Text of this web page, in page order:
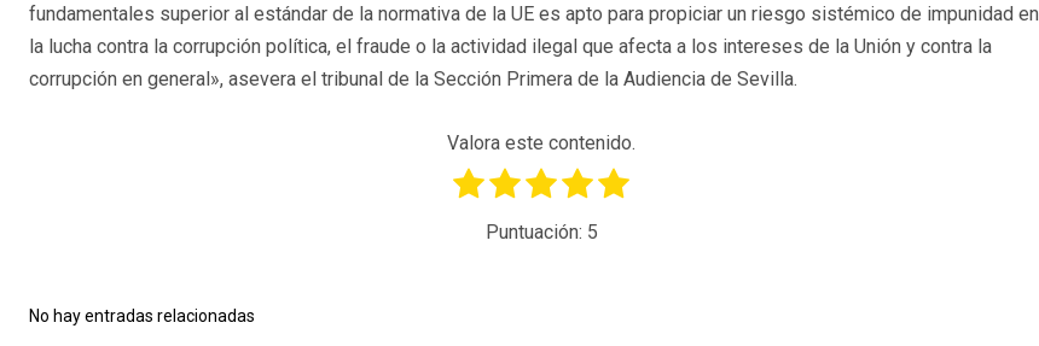
fundamentales superior al estándar de la normativa de la UE es apto para propiciar un riesgo sistémico de impunidad en
la lucha contra la corrupción política, el fraude o la actividad ilegal que afecta a los intereses de la Unión y contra la
corrupción en general», asevera el tribunal de la Sección Primera de la Audiencia de Sevilla.
Valora este contenido.
Puntuación: 5
No hay entradas relacionadas